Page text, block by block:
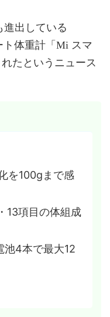
進出している
ト体重計「Mi スマ
たというニュース
を100gまで感
13項目の体組成
4本で最大12